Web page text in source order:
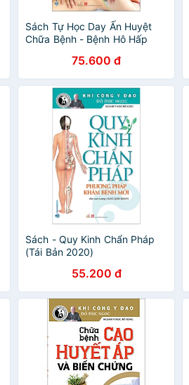
Sách Tự Học Day Ấn Huyệt
Chữa Bệnh - Bệnh Hô Hấp
75.600 đ
Sách - Quy Kinh Chẩn Pháp
(Tái Bản 2020)
55.200 đ